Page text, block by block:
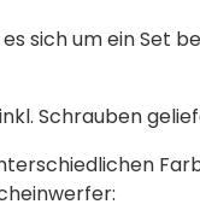
sich um ein Set
Schrauben